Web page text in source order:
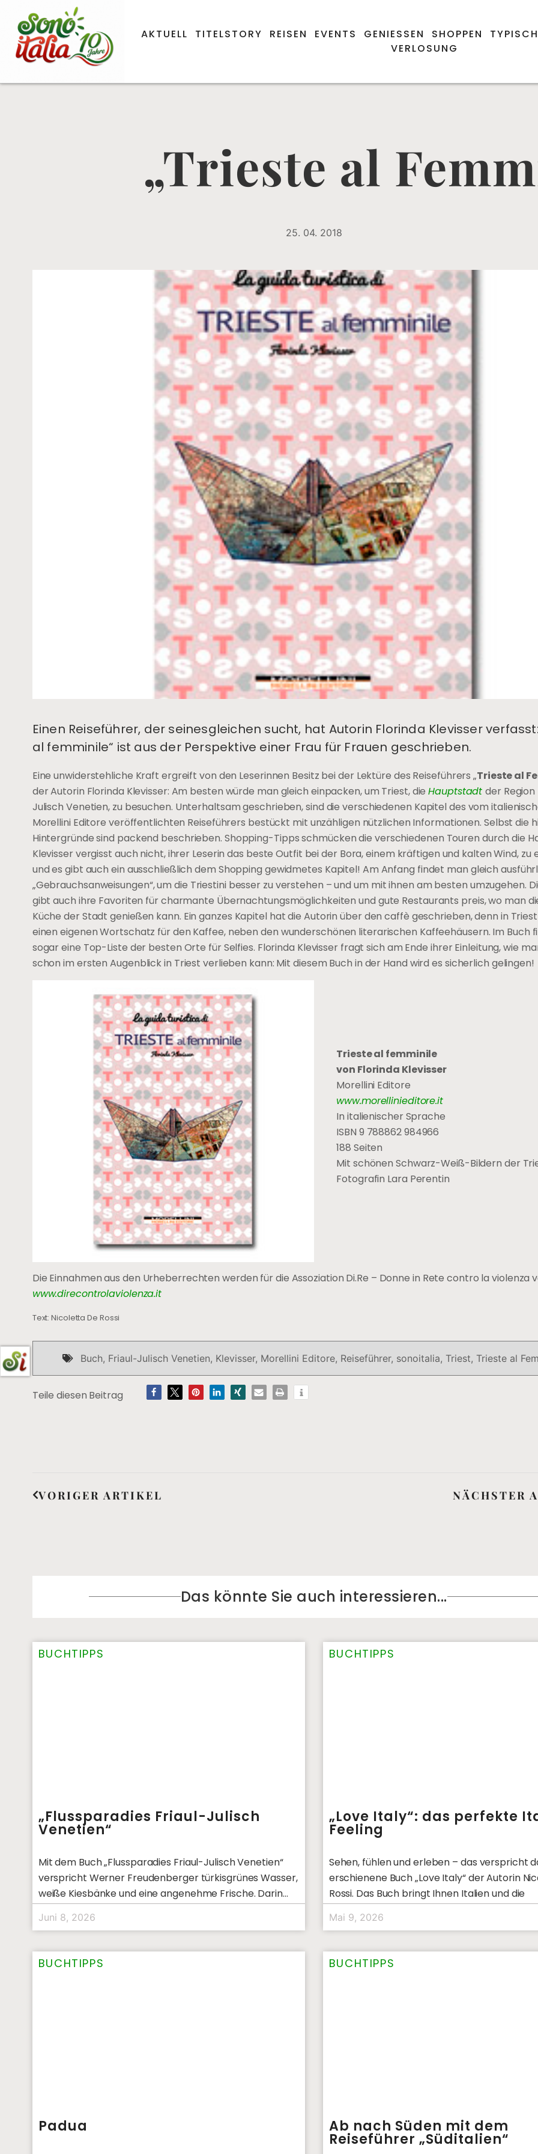
AKTUELL TITELSTORY REISEN EVENTS GENIESSEN SHOPPEN
VERLOSUNG
„Trieste al
25. 04. 2018
Einen Reiseführer, der seinesgleichen sucht, hat Autorin Florinda Klevisser
al femminile“ ist aus der Perspektive einer Frau für Frauen geschrieben.
Eine unwiderstehliche Kraft ergreift von den Leserinnen Besitz bei der Lektüre des Reiseführers „Trieste al
der Autorin Florinda Klevisser: Am besten würde man gleich einpacken, um Triest, dieHauptstadtder Region
Julisch Venetien, zu besuchen. Unterhaltsam geschrieben, sind die verschiedenen Kapitel des vom
Morellini Editore veröffentlichten Reiseführers bestückt mit unzähligen nützlichen Informationen. Selbst die
Hintergründe sind packend beschrieben. Shopping-Tipps schmücken die verschiedenen Touren durch die
Klevisser vergisst auch nicht, ihrer Leserin das beste Outfit bei der Bora, einem kräftigen und kalten Wind, zu
und es gibt auch ein ausschließlich dem Shopping gewidmetes Kapitel! Am Anfang findet man gleich
„Gebrauchsanweisungen“, um die Triestini besser zu verstehen – und um mit ihnen am besten umzugehen.
gibt auch ihre Favoriten für charmante Übernachtungsmöglichkeiten und gute Restaurants preis, wo man
Küche der Stadt genießen kann. Ein ganzes Kapitel hat die Autorin über den caffè geschrieben, denn in
einen eigenen Wortschatz für den Kaffee, neben den wunderschönen literarischen Kaffeehäusern. Im Buch
sogar eine Top-Liste der besten Orte für Selfies. Florinda Klevisser fragt sich am Ende ihrer Einleitung, wie
schon im ersten Augenblick in Triest verlieben kann: Mit diesem Buch in der Hand wird es sicherlich gelingen!
Trieste al femminile
von Florinda Klevisser
Morellini Editore
www.morellinieditore.it
In italienischer Sprache
ISBN 9 788862 984966
188 Seiten
Mit schönen Schwarz-Weiß-Bildern der
Fotografin Lara Perentin
Die Einnahmen aus den Urheberrechten werden für die Assoziation Di.Re – Donne in Rete contro la violenza
www.direcontrolaviolenza.it
Text: Nicoletta De Rossi
Buch, Friaul-Julisch Venetien, Klevisser, Morellini Editore, Reiseführer, sonoitalia, Triest, Trieste al
Teile diesen Beitrag
VORIGER ARTIKEL NÄCHSTER
Das könnte Sie auch interessieren...​
BUCHTIPPS
„Flussparadies Friaul-Julisch
Venetien“
Mit dem Buch „Flussparadies Friaul-Julisch Venetien“
verspricht Werner Freudenberger türkisgrünes Wasser,
weiße Kiesbänke und eine angenehme Frische. Darin
Juni 8, 2026
BUCHTIPPS
„Love Italy“: das perfekte
Feeling
Sehen, fühlen und erleben – das verspricht
erschienene Buch „Love Italy“ der Autorin
Rossi. Das Buch bringt Ihnen Italien und die
Mai 9, 2026
BUCHTIPPS
Padua
BUCHTIPPS
Ab nach Süden mit dem
Reiseführer „Süditalien“